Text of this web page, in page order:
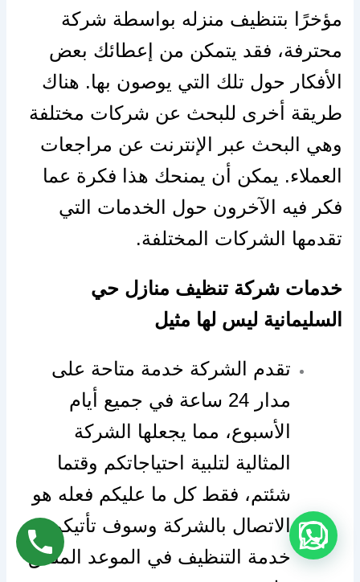
مؤخرًا بتنظيف منزله بواسطة شركة
محترفة، فقد يتمكن من إعطائك بعض
الأفكار حول تلك التي يوصون بها. هناك
طريقة أخرى للبحث عن شركات مختلفة
وهي البحث عبر الإنترنت عن مراجعات
العملاء. يمكن أن يمنحك هذا فكرة عما
فكر فيه الآخرون حول الخدمات التي
تقدمها الشركات المختلفة.
خدمات شركة تنظيف منازل حي
السليمانية ليس لها مثيل
تقدم الشركة خدمة متاحة على
مدار 24 ساعة في جميع أيام
الأسبوع، مما يجعلها الشركة
المثالية لتلبية احتياجاتكم وقتما
شئتم، فقط كل ما عليكم فعله هو
الاتصال بالشركة وسوف تأتيكم
خدمة التنظيف في الموعد المتفق